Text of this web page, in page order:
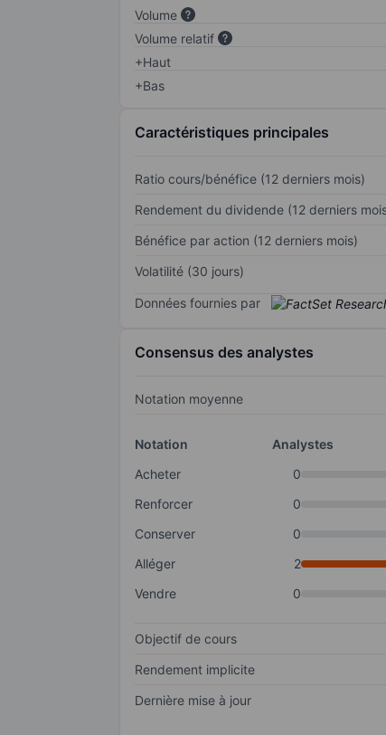
Volume
Volume relatif
+Haut
+Bas
Caractéristiques principales
Ratio cours/bénéfice (12 derniers mois)
Rendement du dividende (12 derniers
Bénéfice par action (12 derniers mois)
Volatilité (30 jours)
Données fournies par
Consensus des analystes
Notation moyenne
Notation
Analystes
Acheter
0
Renforcer
0
Conserver
0
Alléger
2
Vendre
0
Objectif de cours
Rendement implicite
Dernière mise à jour